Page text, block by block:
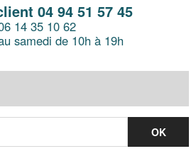
04 94 51 57 45
14 35 10 62
samedi de 10h à 19h